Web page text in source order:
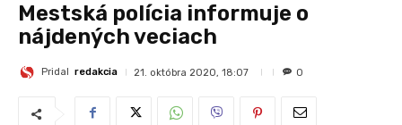
Mestská polícia informuje o
nájdených veciach
Pridal redakcia 21. októbra 2020, 18:07 0